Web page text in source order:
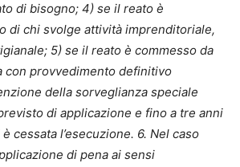
di bisogno; 4) se il reato è
di chi svolge attività imprenditoriale,
5) se il reato è commesso da
con provvedimento definitivo
della sorveglianza speciale
di applicazione e fino a tre anni
cessata l’esecuzione. 6. Nel caso
di pena ai sensi